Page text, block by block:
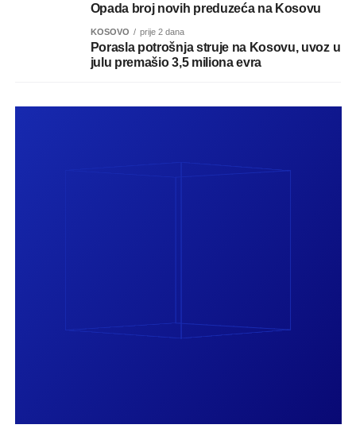
Opada broj novih preduzeća na Kosovu
KOSOVO prije 2 dana
Porasla potrošnja struje na Kosovu, uvoz u
julu premašio 3,5 miliona evra